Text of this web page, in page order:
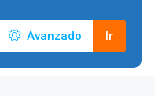
Avanzado Ir